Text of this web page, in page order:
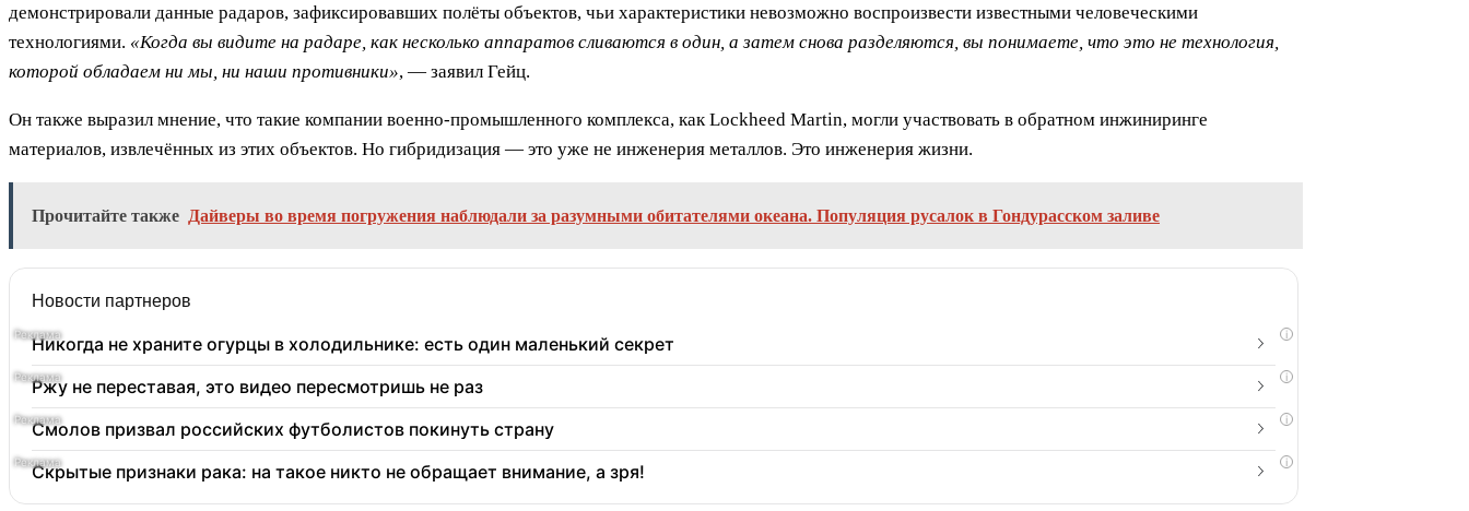
демонстрировали данные радаров, зафиксировавших полёты объектов, чьи характеристики невозможно воспроизвести известными человеческими
технологиями. «Когда вы видите на радаре, как несколько аппаратов сливаются в один, а затем снова разделяются, вы понимаете, что это не технология,
которой обладаем ни мы, ни наши противники», — заявил Гейц.
Он также выразил мнение, что такие компании военно-промышленного комплекса, как Lockheed Martin, могли участвовать в обратном инжиниринге
материалов, извлечённых из этих объектов. Но гибридизация — это уже не инженерия металлов. Это инженерия жизни.
Прочитайте также Дайверы во время погружения наблюдали за разумными обитателями океана. Популяция русалок в Гондурасском заливе
Новости партнеров
i
Никогда не храните огурцы в холодильнике: есть один маленький секрет
i
Ржу не переставая, это видео пересмотришь не раз
i
Смолов призвал российских футболистов покинуть страну
i
Скрытые признаки рака: на такое никто не обращает внимание, а зря!